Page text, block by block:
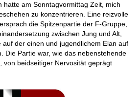
hatte am Sonntagvormittag Zeit, mich
zu konzentrieren. Eine reizvolle
die Spitzenpartie der F-Gruppe,
zwischen Jung und Alt,
auf der einen und jugendlichem Elan auf
Die Partie war, wie das nebenstehende
von beidseitiger Nervosität geprägt